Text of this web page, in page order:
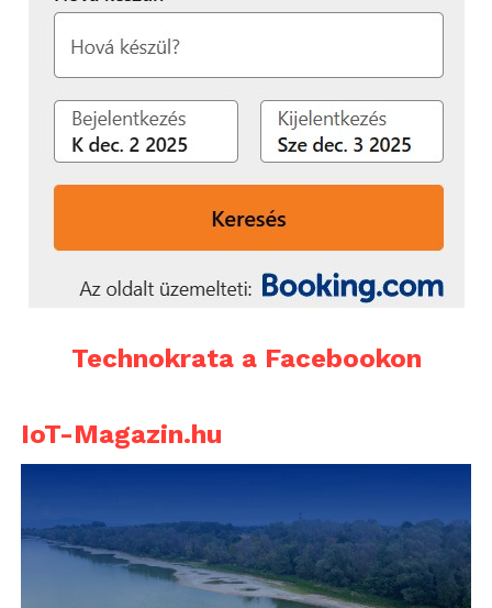
Technokrata a Facebookon
IoT-Magazin.hu